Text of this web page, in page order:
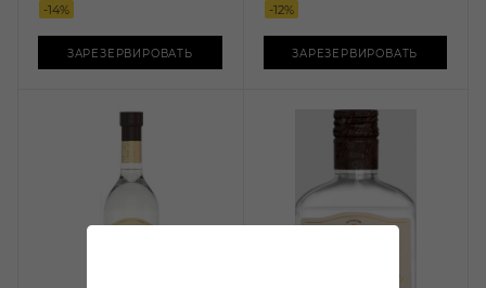
-14%
ЗАРЕЗЕРВИРОВАТЬ
-12%
ЗАРЕЗЕРВИРОВАТЬ